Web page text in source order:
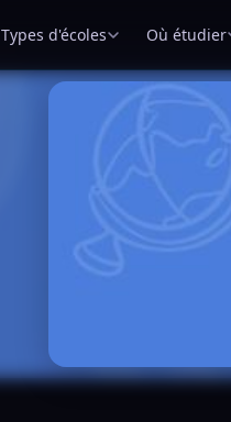
Types d'écoles Où étudier